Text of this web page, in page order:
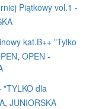
Piątkowy vol.1 -
kat.B++ "Tylko
, OPEN -
"TYLKO dla
, JUNIORSKA